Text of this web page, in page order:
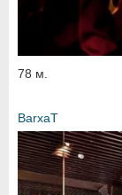
78 м.
BarxaT